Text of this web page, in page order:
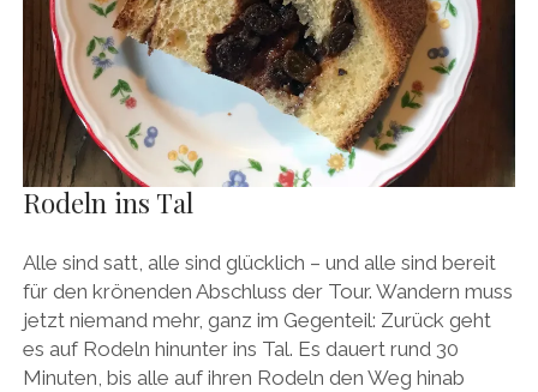
Rodeln ins Tal
Alle sind satt, alle sind glücklich – und alle sind bereit
für den krönenden Abschluss der Tour. Wandern muss
jetzt niemand mehr, ganz im Gegenteil: Zurück geht
es auf Rodeln hinunter ins Tal. Es dauert rund 30
Minuten, bis alle auf ihren Rodeln den Weg hinab